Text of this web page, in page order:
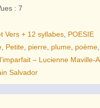
: 7
Vers + 12 syllabes POESIE
Petite pierre plume poème
– Lucienne Maville-
Salvador